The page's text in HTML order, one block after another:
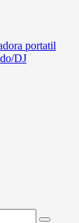
portatil
DJ